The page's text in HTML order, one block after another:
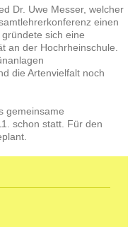
Dr. Uwe Messer, welcher
einen
sich eine
an der Hochrheinschule.
die Artenvielfalt noch
gemeinsame
schon statt. Für den